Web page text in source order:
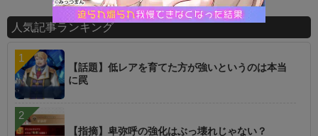
人気記事ランキング
【話題】低レアを育てた方が強いというのは本当
に罠
【指摘】卑弥呼の強化はぶっ壊れじゃない？